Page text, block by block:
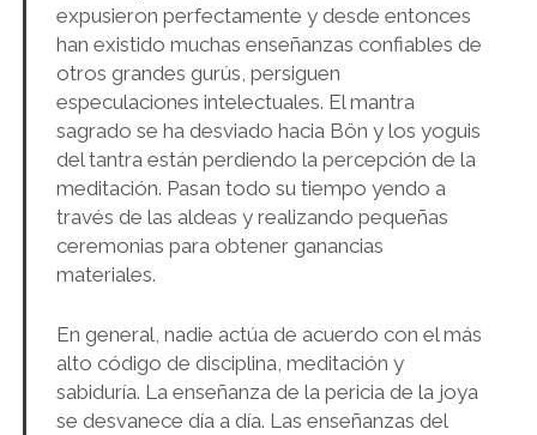
expusieron perfectamente y desde entonces
han existido muchas enseñanzas confiables de
otros grandes gurús, persiguen
especulaciones intelectuales. El mantra
sagrado se ha desviado hacia Bön y los yoguis
del tantra están perdiendo la percepción de la
meditación. Pasan todo su tiempo yendo a
través de las aldeas y realizando pequeñas
ceremonias para obtener ganancias
materiales.
En general, nadie actúa de acuerdo con el más
alto código de disciplina, meditación y
sabiduría. La enseñanza de la pericia de la joya
se desvanece día a día. Las enseñanzas del